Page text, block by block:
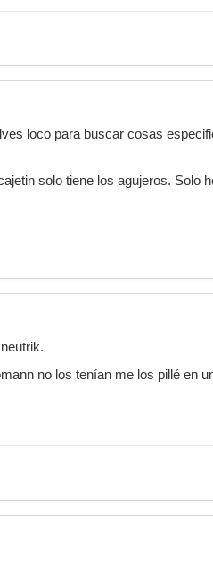
loco para buscar cosas
solo tiene los agujeros. Solo
no los tenían me los pillé en